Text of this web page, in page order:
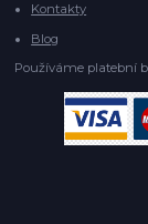
Kontakty
Blog
Používáme platební